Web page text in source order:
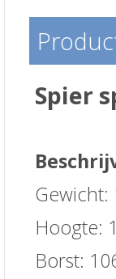
Spier
Gewicht:
Hoogte:
Borst: